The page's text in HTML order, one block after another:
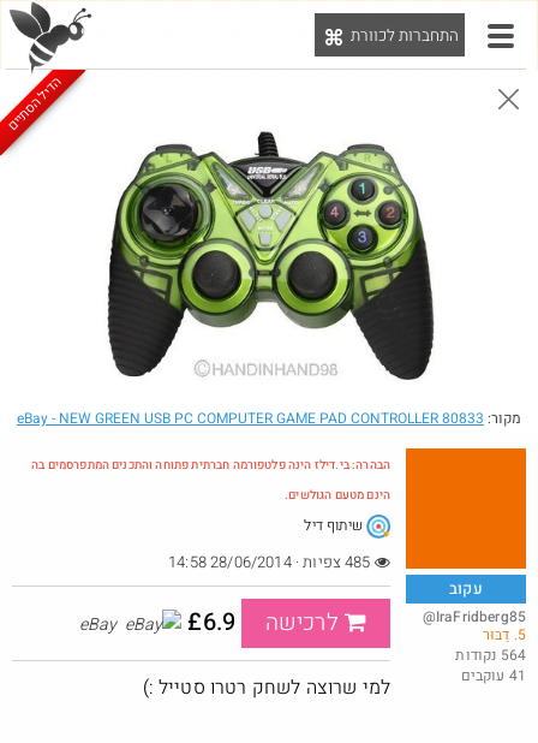
התחברות לכוורת
הצטרפ/י לקבוצה
המציאות שלי באיביי
@IraFridberg85
מוצרים (362) חברים (492)
הדיל הסתיים
הדיל הסתיים
מקור: eBay- NEW GREEN USB PC COMPUTER GAME PAD CONTROLLER 80833
עקוב
@IraFridberg85
5. דַבּוּר
564 נקודות
41 עוקבים
הבהרה: בי.דילז הינה פלטפורמה חברתית פתוחה והתכנים המתפרסמים בה
הינם מטעם הגולשים.
שיתוף דיל
לרכישה £6.9
eBay
למי שרוצה לשחק רטרו סטייל :)